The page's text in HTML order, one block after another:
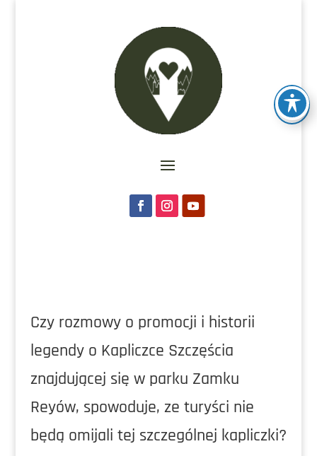
Czy rozmowy o promocji i historii
legendy o Kapliczce Szczęścia
znajdującej się w parku Zamku
Reyów, spowoduje, ze turyści nie
będą omijali tej szczególnej kapliczki?